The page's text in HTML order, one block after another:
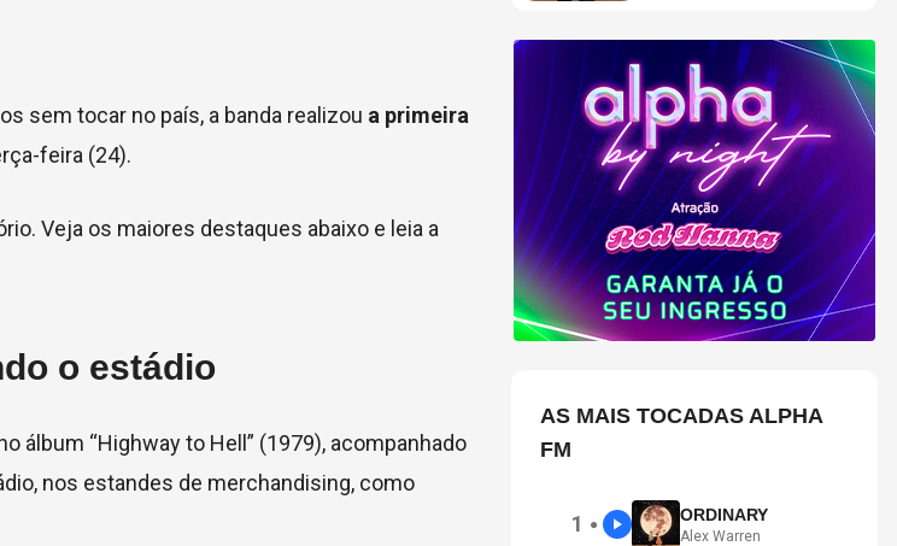
sem tocar no país, a banda realizou a primeira
feira (24).
Veja os maiores destaques abaixo e leia a
o estádio
álbum “Highway to Hell” (1979), acompanhado
nos estandes de merchandising, como
AS MAIS TOCADAS ALPHA
FM
1 ● ORDINARY
Alex Warren